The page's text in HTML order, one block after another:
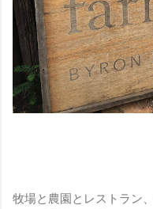
牧場と農園とレストラン